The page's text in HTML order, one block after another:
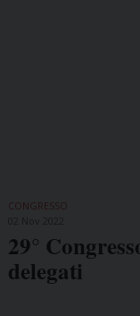
CONGRESSO
29°
delegati